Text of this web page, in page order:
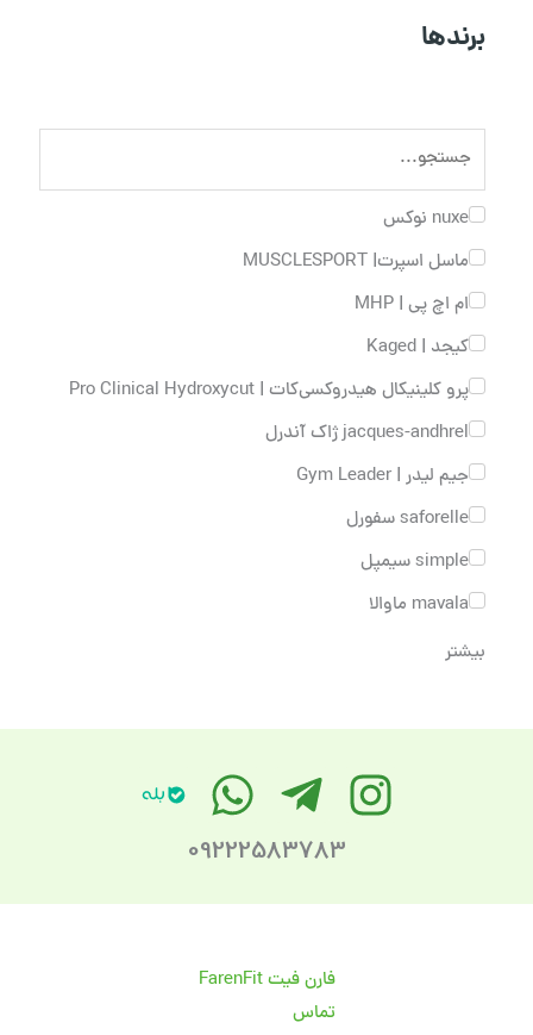
برندها
nuxe نوکس
ماسل اسپرت| MUSCLESPORT
ام اچ پی | MHP
کیجد | Kaged
پرو کلینیکال هیدروکسی‌کات | Pro Clinical Hydroxycut
jacques-andhrel ژاک آندرل
جیم لیدر | Gym Leader
saforelle سفورل
simple سیمپل
mavala ماوالا
بیشتر
09222583783
فارن فیت FarenFit
تماس